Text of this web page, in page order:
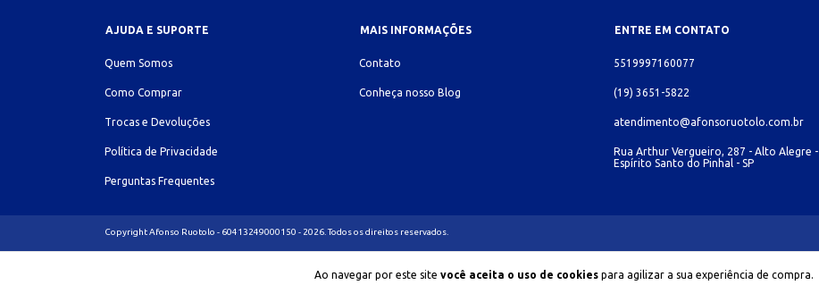
Ao navegar por este site você aceita o uso de cookiespara agilizar a sua experiência de compra.
AJUDA E SUPORTE
Quem Somos
Como Comprar
Trocas e Devoluções
Política de Privacidade
Perguntas Frequentes
MAIS INFORMAÇÕES
Contato
Conheça nosso Blog
ENTRE EM CONTATO
5519997160077
(19) 3651-5822
atendimento@afonsoruotolo.com.br
Rua Arthur Vergueiro, 287 - Alto Alegre -
Espírito Santo do Pinhal - SP
Copyright Afonso Ruotolo - 60413249000150 - 2026. Todos os direitos reservados.